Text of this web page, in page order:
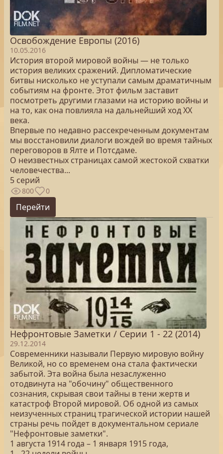
Освобождение Европы (2016)
10.05.2016
История второй мировой войны — не только
история великих сражений. Дипломатические
битвы нисколько не уступали самым драматичным
событиям на фронте. Этот фильм заставит
посмотреть другими глазами на историю войны и
на то, как она повлияла на дальнейший ход XX
века.
Впервые по недавно рассекреченным документам
мы восстановили диалоги вождей во время тайных
переговоров в Ялте и Потсдаме.
О неизвестных страницах самой жестокой схватки
человечества...
5 серий
800 0
Перейти
Нефронтовые Заметки / Серии 1 - 22 (2014)
29.12.2014
Современники называли Первую мировую войну
Великой, но со временем она стала фактически
забытой. Эта война была незаслуженно
отодвинута на "обочину" общественного
сознания, скрывая свои тайны в тени жертв и
катастроф Второй мировой. Об одной из самых
неизученных страниц трагической истории нашей
страны речь пойдет в документальном сериале
"Нефронтовые заметки".
1 августа 1914 года – 1 января 1915 года,